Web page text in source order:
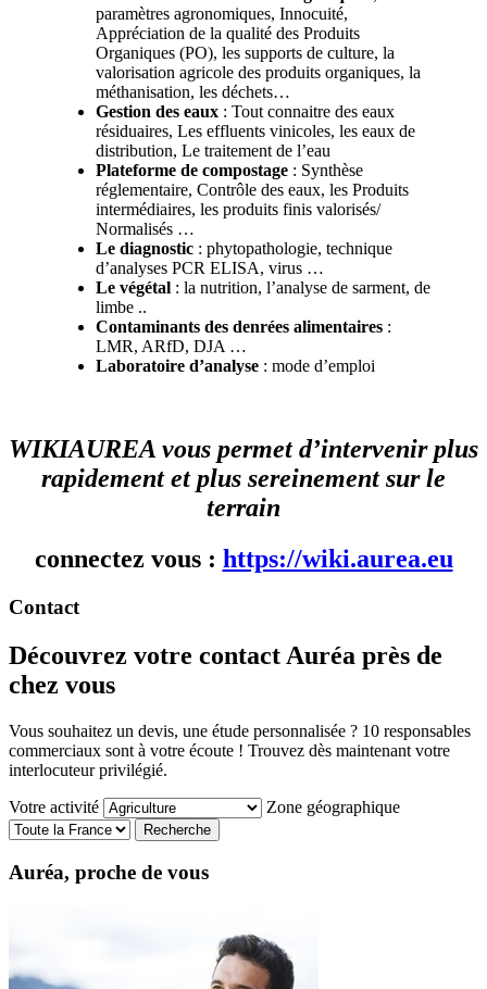
paramètres agronomiques, Innocuité,
Appréciation de la qualité des Produits
Organiques (PO), les supports de culture, la
valorisation agricole des produits organiques, la
méthanisation, les déchets…
Gestion des eaux : Tout connaitre des eaux
résiduaires, Les effluents vinicoles, les eaux de
distribution, Le traitement de l’eau
Plateforme de compostage : Synthèse
réglementaire, Contrôle des eaux, les Produits
intermédiaires, les produits finis valorisés/
Normalisés …
Le diagnostic : phytopathologie, technique
d’analyses PCR ELISA, virus …
Le végétal : la nutrition, l’analyse de sarment, de
limbe ..
Contaminants des denrées alimentaires :
LMR, ARfD, DJA …
Laboratoire d’analyse : mode d’emploi
WIKIAUREA vous permet d’intervenir plus
rapidement et plus sereinement sur le
terrain
connectez vous : https://wiki.aurea.eu
Contact
Découvrez votre contact Auréa près de
chez vous
Vous souhaitez un devis, une étude personnalisée ? 10 responsables
commerciaux sont à votre écoute ! Trouvez dès maintenant votre
interlocuteur privilégié.
Votre activité
Zone géographique
Auréa, proche de vous